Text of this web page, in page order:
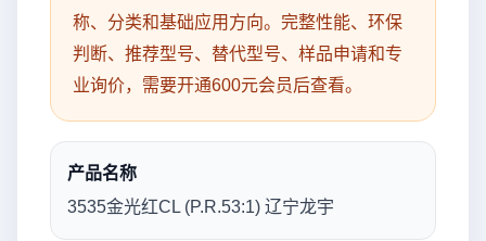
称、分类和基础应用方向。完整性能、环保
判断、推荐型号、替代型号、样品申请和专
业询价，需要开通600元会员后查看。
产品名称
3535金光红CL (P.R.53:1) 辽宁龙宇